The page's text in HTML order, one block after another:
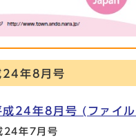
年8月号
成24年8月号 (ファ
24年7月号